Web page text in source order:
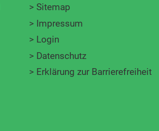
> Sitemap
> Impressum
> Login
> Datenschutz
> Erklärung zur Barrierefreiheit